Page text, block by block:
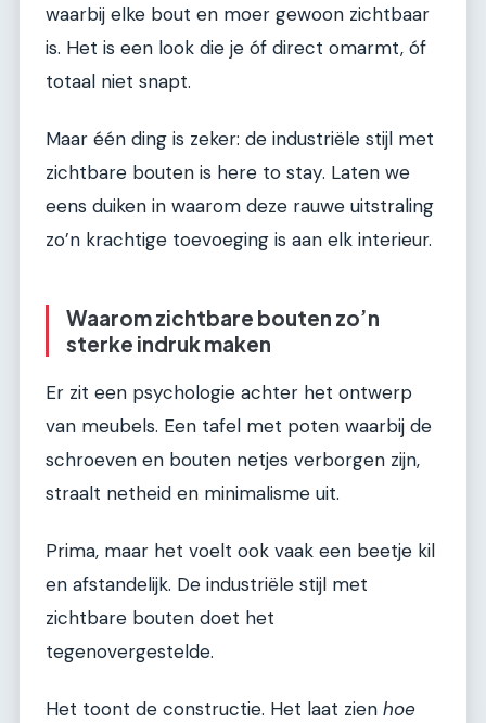
waarbij elke bout en moer gewoon zichtbaar
is. Het is een look die je óf direct omarmt, óf
totaal niet snapt.
Maar één ding is zeker: de industriële stijl met
zichtbare bouten is here to stay. Laten we
eens duiken in waarom deze rauwe uitstraling
zo’n krachtige toevoeging is aan elk interieur.
Waarom zichtbare bouten zo’n
sterke indruk maken
Er zit een psychologie achter het ontwerp
van meubels. Een tafel met poten waarbij de
schroeven en bouten netjes verborgen zijn,
straalt netheid en minimalisme uit.
Prima, maar het voelt ook vaak een beetje kil
en afstandelijk. De industriële stijl met
zichtbare bouten doet het
tegenovergestelde.
Het toont de constructie. Het laat zien hoe